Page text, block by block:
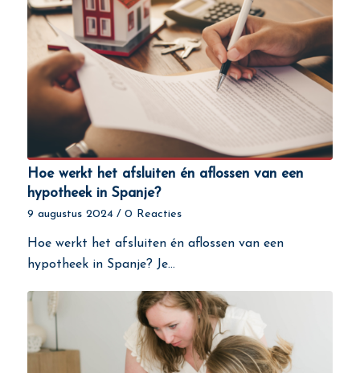
Hoe werkt het afsluiten én aflossen van een
hypotheek in Spanje?
9 augustus 2024 / 0 Reacties
Hoe werkt het afsluiten én aflossen van een
hypotheek in Spanje? Je…